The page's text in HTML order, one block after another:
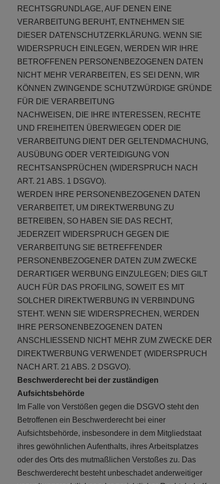
RECHTSGRUNDLAGE, AUF DENEN EINE
VERARBEITUNG BERUHT, ENTNEHMEN SIE
DIESER DATENSCHUTZERKLÄRUNG. WENN SIE
WIDERSPRUCH EINLEGEN, WERDEN WIR IHRE
BETROFFENEN PERSONENBEZOGENEN DATEN
NICHT MEHR VERARBEITEN, ES SEI DENN, WIR
KÖNNEN ZWINGENDE SCHUTZWÜRDIGE GRÜNDE
FÜR DIE VERARBEITUNG
NACHWEISEN, DIE IHRE INTERESSEN, RECHTE
UND FREIHEITEN ÜBERWIEGEN ODER DIE
VERARBEITUNG DIENT DER GELTENDMACHUNG,
AUSÜBUNG ODER VERTEIDIGUNG VON
RECHTSANSPRÜCHEN (WIDERSPRUCH NACH
ART. 21 ABS. 1 DSGVO).
WERDEN IHRE PERSONENBEZOGENEN DATEN
VERARBEITET, UM DIREKTWERBUNG ZU
BETREIBEN, SO HABEN SIE DAS RECHT,
JEDERZEIT WIDERSPRUCH GEGEN DIE
VERARBEITUNG SIE BETREFFENDER
PERSONENBEZOGENER DATEN ZUM ZWECKE
DERARTIGER WERBUNG EINZULEGEN; DIES GILT
AUCH FÜR DAS PROFILING, SOWEIT ES MIT
SOLCHER DIREKTWERBUNG IN VERBINDUNG
STEHT. WENN SIE WIDERSPRECHEN, WERDEN
IHRE PERSONENBEZOGENEN DATEN
ANSCHLIESSEND NICHT MEHR ZUM ZWECKE DER
DIREKTWERBUNG VERWENDET (WIDERSPRUCH
NACH ART. 21 ABS. 2 DSGVO).
Beschwerderecht bei der zuständigen
Aufsichtsbehörde
Im Falle von Verstößen gegen die DSGVO steht den
Betroffenen ein Beschwerderecht bei einer
Aufsichtsbehörde, insbesondere in dem Mitgliedstaat
ihres gewöhnlichen Aufenthalts, ihres Arbeitsplatzes
oder des Orts des mutmaßlichen Verstoßes zu. Das
Beschwerderecht besteht unbeschadet anderweitiger